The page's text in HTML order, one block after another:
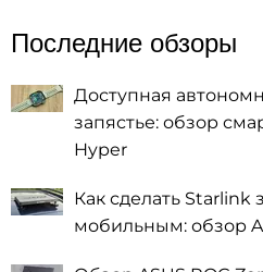
Последние обзоры
Доступная
запястье: обзор
Hyper
Как сделать
мобильным: обзор